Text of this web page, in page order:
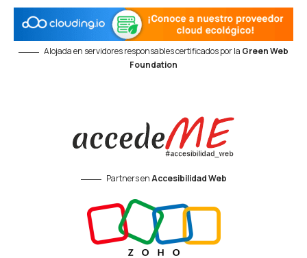
Alojada en servidores responsables certificados por la Green Web
Foundation
Partners enAccesibilidad Web